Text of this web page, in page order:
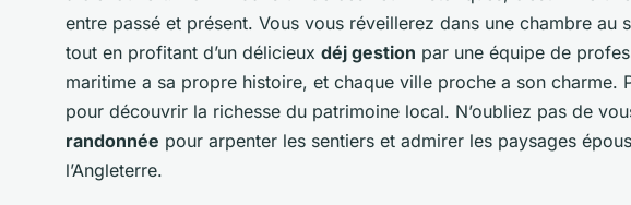
entre passé et présent. Vous vous réveillerez dans une chambre au
tout en profitant d’un délicieux déj gestion par une équipe de
maritime a sa propre histoire, et chaque ville proche a son charme.
pour découvrir la richesse du patrimoine local. N’oubliez pas de
randonnée pour arpenter les sentiers et admirer les paysages
l’Angleterre.